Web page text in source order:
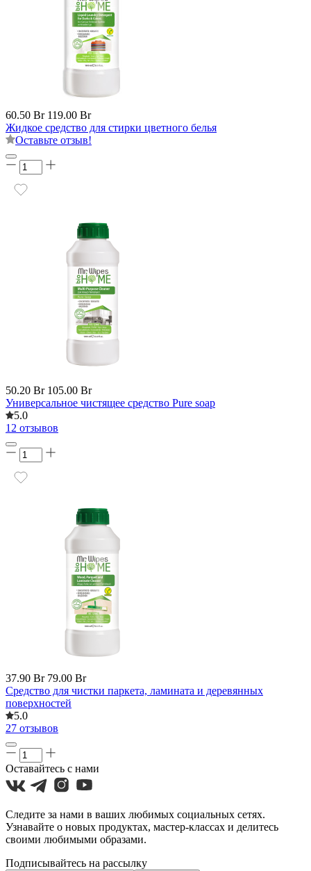
60.50 Br 119.00 Br
Жидкое средство для стирки цветного белья
Оставьте отзыв!
50.20 Br 105.00 Br
Универсальное чистящее средство Pure soap
5.0
12 отзывов
37.90 Br 79.00 Br
Средство для чистки паркета, ламината и деревянных
поверхностей
5.0
27 отзывов
Оставайтесь с нами
Следите за нами в ваших любимых социальных сетях.
Узнавайте о новых продуктах, мастер-классах и делитесь
своими любимыми образами.
Подписывайтесь на рассылку